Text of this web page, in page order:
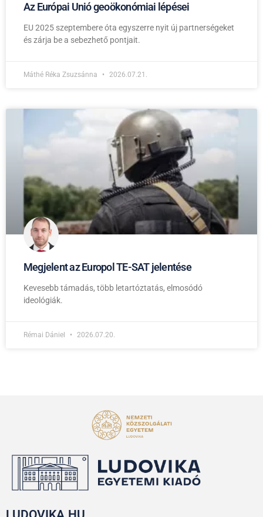
Az Európai Unió geoökonómiai lépései
EU 2025 szeptembere óta egyszerre nyit új partnerségeket
és zárja be a sebezhető pontjait.
Máthé Réka Zsuzsánna 2026.07.21.
Megjelent az Europol TE-SAT jelentése
Kevesebb támadás, több letartóztatás, elmosódó
ideológiák.
Rémai Dániel 2026.07.20.